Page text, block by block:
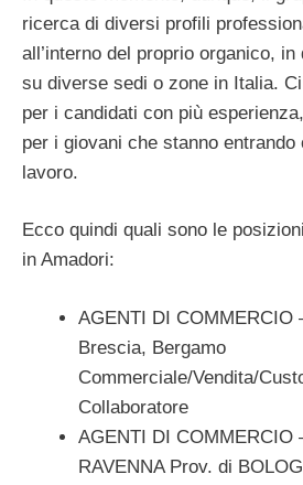
ricerca di diversi profili
all’interno del proprio organico,
su diverse sedi o zone in Italia.
per i candidati con più
per i giovani che stanno entrando
lavoro.
Ecco quindi quali sono le
in Amadori:
AGENTI DI COMMERCIO
Brescia, Bergamo
Commerciale/Vendita/
Collaboratore
AGENTI DI COMMERCIO
RAVENNA Prov. di